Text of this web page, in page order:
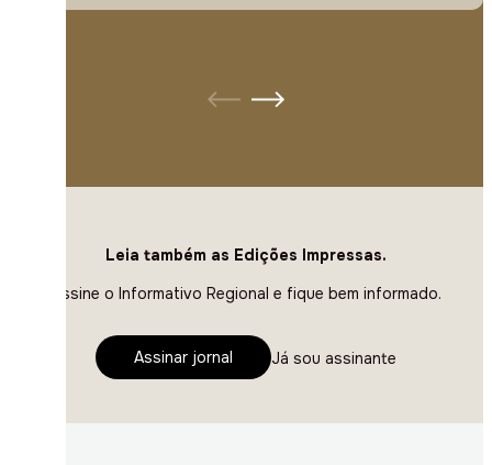
Leia também as Edições Impressas.
Assine o Informativo Regional e fique bem informado.
Assinar jornal Já sou assinante